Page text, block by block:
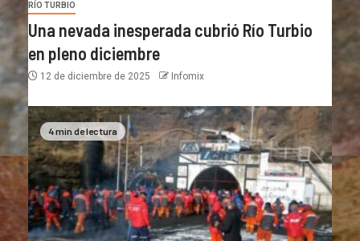
RÍO TURBIO
Una nevada inesperada cubrió Río Turbio
en pleno diciembre
12 de diciembre de 2025 Infomix
4 min de lectura